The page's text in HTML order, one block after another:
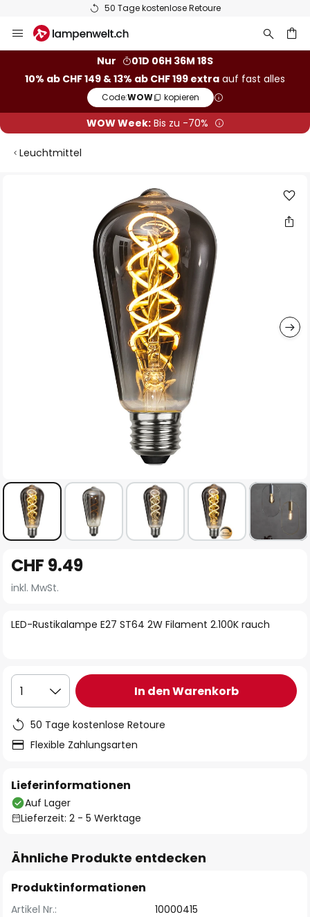
50 Tage kostenlose Retoure
Inhalt
Nur
01D 06H 36M 17S
10% ab CHF 149 & 13% ab CHF 199 extra auf fast alles
Code:WOW kopieren
WOW Week:Bis zu -70%
Leuchtmittel
Anfang
der
springen
LED-Rustikalampe E27 ST64 2W Filament 2.100K rauch
CHF 9.49
inkl. MwSt.
1 In den Warenkorb
50 Tage kostenlose Retoure
Flexible Zahlungsarten
Lieferinformationen
Auf Lager
Lieferzeit: 2 - 5 Werktage
Ähnliche Produkte entdecken
Produktinformationen
Artikel Nr.: 10000415